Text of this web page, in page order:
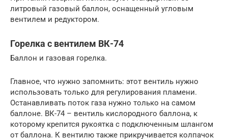
литровый газовый баллон, оснащенный угловым
вентилем и редуктором.
Горелка с вентилем ВК-74
Баллон и газовая горелка.
Главное, что нужно запомнить: этот вентиль нужно
использовать только для регулирования пламени.
Останавливать поток газа нужно только на самом
баллоне. ВК-74 – вентиль кислородного баллона, к
которому крепится рукоятка с подключенным шлангом
от баллона. К вентилю также прикручивается колпачок